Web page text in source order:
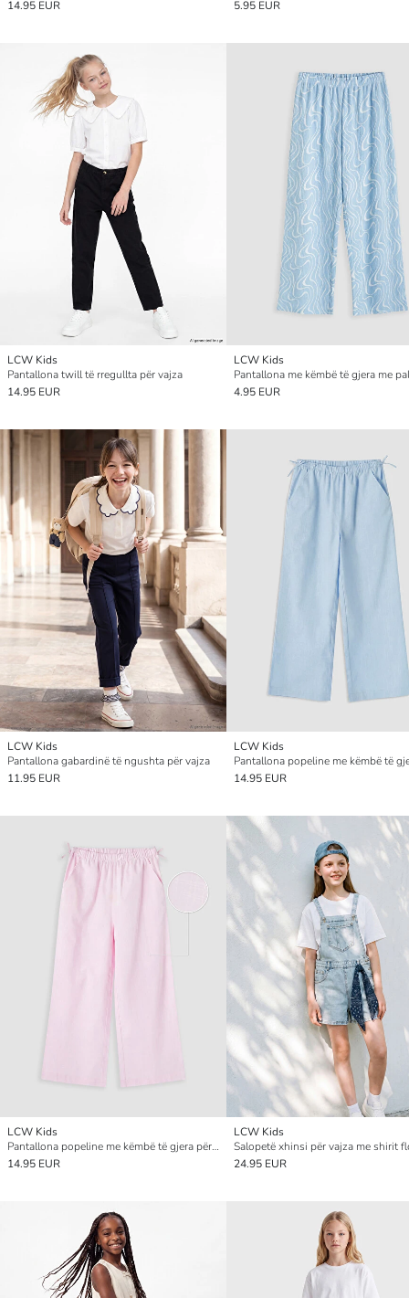
14.95 EUR 5.95 EUR
LCW Kids
Pantallona twill të rregullta për vajza
14.95 EUR
LCW Kids
4.95 EUR
LCW Kids
Pantallona gabardinë të ngushta për vajza
11.95 EUR
LCW Kids
14.95 EUR
LCW Kids
Pantallona popeline me këmbë të gjera për vajza
14.95 EUR
LCW Kids
Salopetë xhinsi për vajza me shirit
24.95 EUR